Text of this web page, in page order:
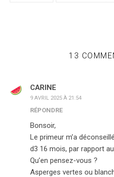
13
CARINE
9 AVRIL 2025 À 21:54
RÉPONDRE
Bonsoir,
Le primeur m’a
d3 16 mois, par rapport
Qu’en pensez-vous ?
Asperges vertes ou